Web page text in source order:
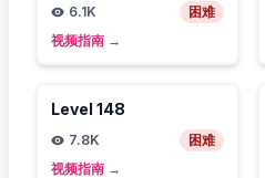
6.1K
困难
视频指南 →
Level 148
7.8K
困难
视频指南 →